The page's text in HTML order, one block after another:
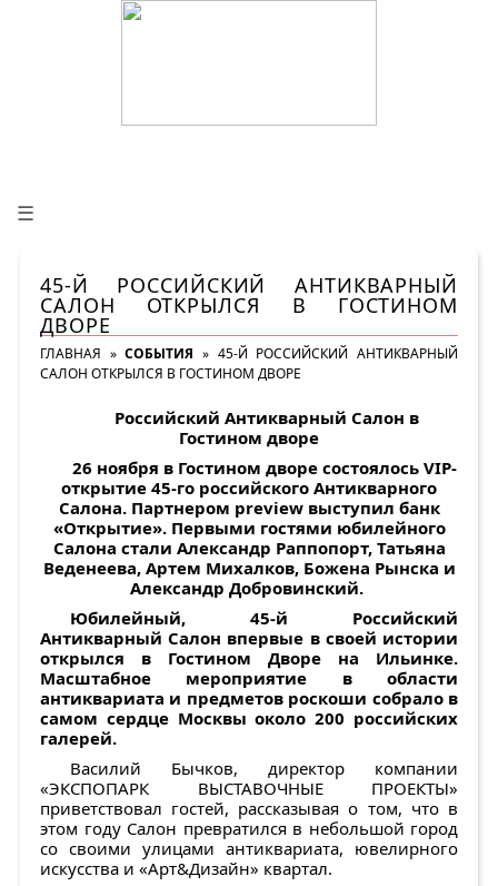
☰
45-Й РОССИЙСКИЙ АНТИКВАРНЫЙ
САЛОН ОТКРЫЛСЯ В ГОСТИНОМ
ДВОРЕ
ГЛАВНАЯ »СОБЫТИЯ » 45-Й РОССИЙСКИЙ АНТИКВАРНЫЙ
САЛОН ОТКРЫЛСЯ В ГОСТИНОМ ДВОРЕ
Российский Антикварный Салон в
Гостином дворе
26 ноября в Гостином дворе состоялось VIP-
открытие 45-го российского Антикварного
Салона. Партнером preview выступил банк
«Открытие». Первыми гостями юбилейного
Салона стали Александр Раппопорт, Татьяна
Веденеева, Артем Михалков, Божена Рынска и
Александр Добровинский.
Юбилейный, 45-й Российский
Антикварный Салон впервые в своей истории
открылся в Гостином Дворе на Ильинке.
Масштабное мероприятие в области
антиквариата и предметов роскоши собрало в
самом сердце Москвы около 200 российских
галерей.
Василий Бычков, директор компании
«ЭКСПОПАРК ВЫСТАВОЧНЫЕ ПРОЕКТЫ»
приветствовал гостей, рассказывая о том, что в
этом году Салон превратился в небольшой город
со своими улицами антиквариата, ювелирного
искусства и «Арт&Дизайн» квартал.